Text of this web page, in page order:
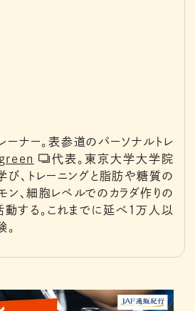
ーナー。表参道のパーソナルトレ
代表。東京大学大学院
、トレーニングと脂肪や糖質の
ン、細胞レベルでのカラダ作りの
動する。これまでに延べ1万人以
。